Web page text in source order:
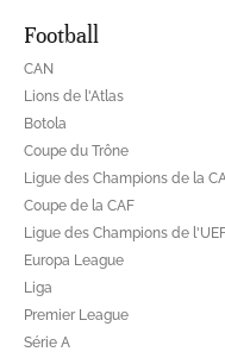
Football
CAN
Lions de l'Atlas
Botola
Coupe du Trône
Ligue des Champions de la
Coupe de la CAF
Ligue des Champions de
Europa League
Liga
Premier League
Série A